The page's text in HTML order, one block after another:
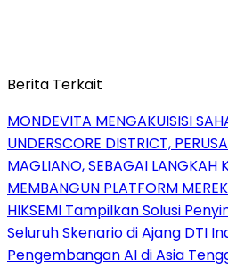
Berita Terkait
MONDEVITA MENGAKUISISI
UNDERSCORE DISTRICT,
MAGLIANO, SEBAGAI LANGKAH
MEMBANGUN PLATFORM
HIKSEMI Tampilkan Solusi
Seluruh Skenario di Ajang DTI
Pengembangan AI di Asia